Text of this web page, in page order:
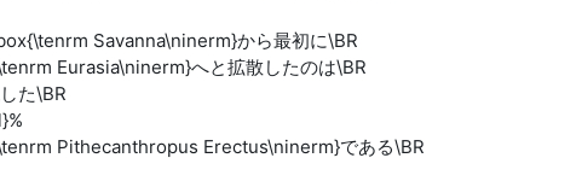
Savanna\ninerm}から最初に\BR
Eurasia\ninerm}へと拡散したのは\BR
た\BR
Pithecanthropus Erectus\ninerm}である\BR